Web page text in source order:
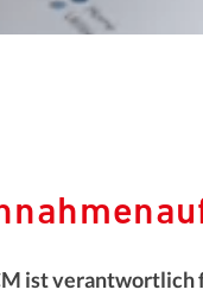
ist verantwortlich